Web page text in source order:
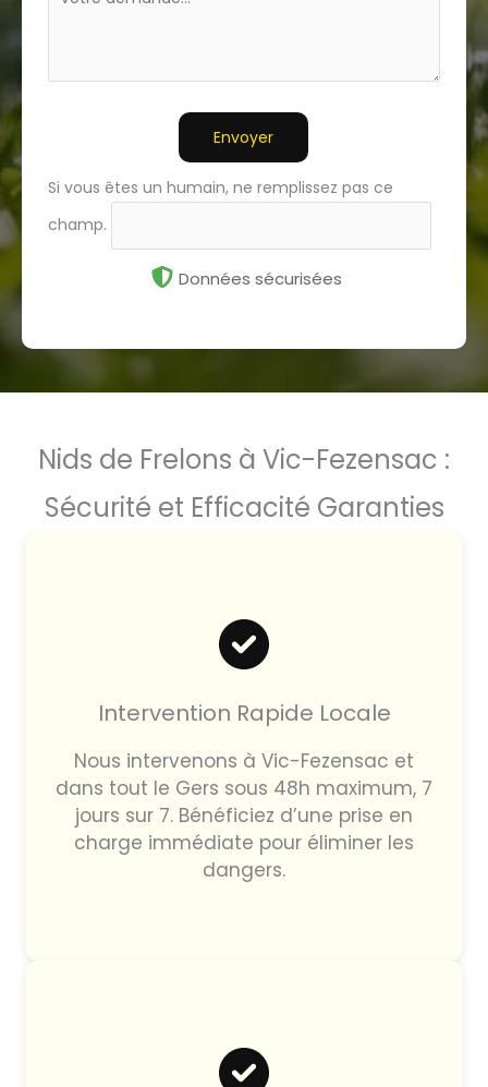
Envoyer
Si vous êtes un humain, ne remplissez pas ce
champ.
Données sécurisées
Nids de Frelons à Vic-Fezensac :
Sécurité et Efficacité Garanties
Intervention Rapide Locale
Nous intervenons à Vic-Fezensac et
dans tout le Gers sous 48h maximum, 7
jours sur 7. Bénéficiez d’une prise en
charge immédiate pour éliminer les
dangers.